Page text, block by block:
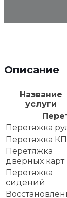
Описание
Название
услуги
Перетяжка
Перетяжка
Перетяжка
дверных карт
Перетяжка
сидений